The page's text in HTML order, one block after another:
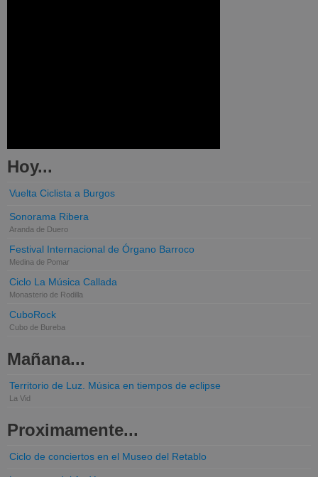
Hoy...
Vuelta Ciclista a Burgos
Sonorama Ribera
Aranda de Duero
Festival Internacional de Órgano Barroco
Medina de Pomar
Ciclo La Música Callada
Monasterio de Rodilla
CuboRock
Cubo de Bureba
Mañana...
Territorio de Luz. Música en tiempos de eclipse
La Vid
Proximamente...
Ciclo de conciertos en el Museo del Retablo